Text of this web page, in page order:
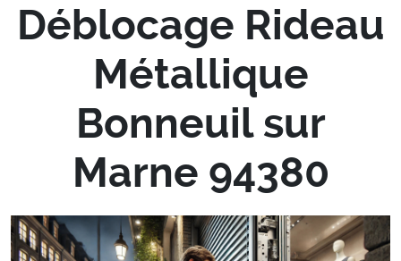
Déblocage Rideau
Métallique
Bonneuil sur
Marne 94380